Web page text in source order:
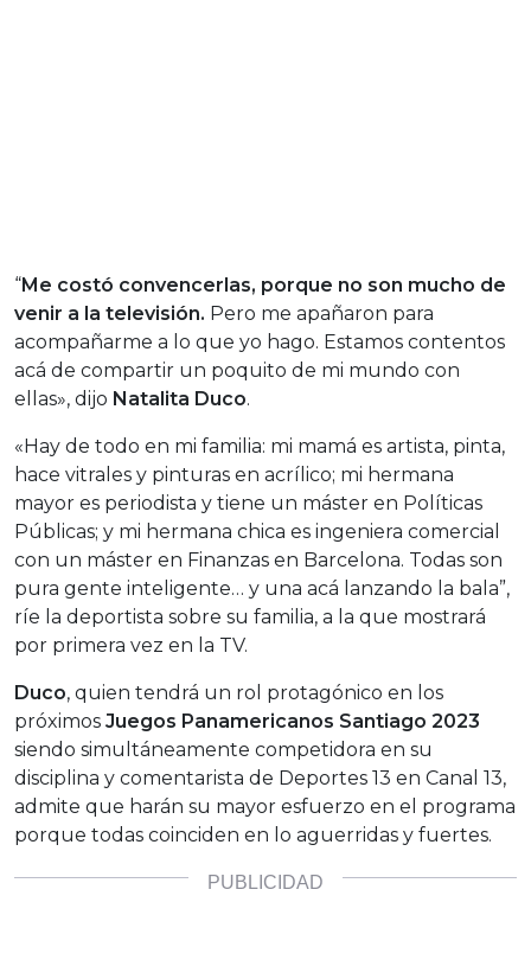
“Me costó convencerlas, porque no son mucho de
venir a la televisión. Pero me apañaron para
acompañarme a lo que yo hago. Estamos contentos
acá de compartir un poquito de mi mundo con
ellas», dijo Natalita Duco.
«Hay de todo en mi familia: mi mamá es artista, pinta,
hace vitrales y pinturas en acrílico; mi hermana
mayor es periodista y tiene un máster en Políticas
Públicas; y mi hermana chica es ingeniera comercial
con un máster en Finanzas en Barcelona. Todas son
pura gente inteligente… y una acá lanzando la bala”,
ríe la deportista sobre su familia, a la que mostrará
por primera vez en la TV.
Duco, quien tendrá un rol protagónico en los
próximos Juegos Panamericanos Santiago 2023
siendo simultáneamente competidora en su
disciplina y comentarista de Deportes 13 en Canal 13,
admite que harán su mayor esfuerzo en el programa
porque todas coinciden en lo aguerridas y fuertes.